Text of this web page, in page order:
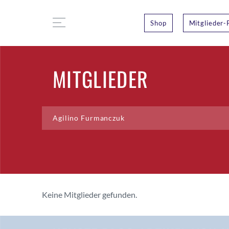
Shop Mitglieder-
MITGLIEDER
Keine Mitglieder gefunden.